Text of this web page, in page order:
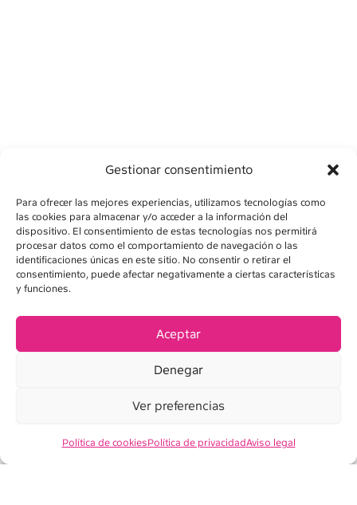
Gestionar consentimiento
Para ofrecer las mejores experiencias, utilizamos tecnologías como
las cookies para almacenar y/o acceder a la información del
dispositivo. El consentimiento de estas tecnologías nos permitirá
procesar datos como el comportamiento de navegación o las
identificaciones únicas en este sitio. No consentir o retirar el
consentimiento, puede afectar negativamente a ciertas características
y funciones.
Aceptar
Denegar
Ver preferencias
Política de cookiesPolítica de privacidadAviso legal
AVISO LEGAL
POLÍTICA DE PRIVACIDAD
CONDICIONES DE VENTA